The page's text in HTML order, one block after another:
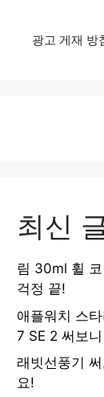
광고 게재
최신
림 30ml 휠
걱정 끝!
애플워치 스
7 SE 2 써보니
래빗선풍기
요!